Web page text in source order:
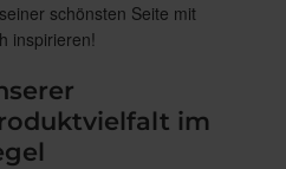
schönsten Seite mit
inspirieren!
im